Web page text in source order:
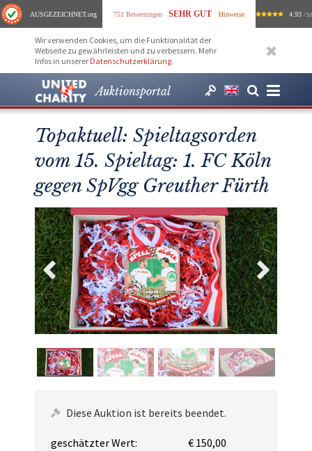
AUSGEZEICHNET.org 751 Bewertungen SEHR GUT Hinweise 4.93 /
Wir verwenden Cookies, um die Funktionalität der
Webseite zu gewährleisten und zu verbessern. Mehr
Infos in unserer Datenschutzerklärung.
Auktionsportal
Topaktuell: Spieltagsorden
vom 15. Spieltag: 1. FC Köln
gegen SpVgg Greuther Fürth
Diese Auktion ist bereits beendet.
geschätzter Wert:
€ 150,00